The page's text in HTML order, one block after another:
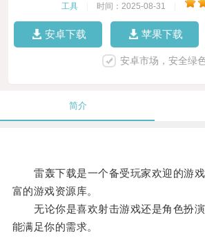
工具 时间：2025-08-31
安卓下载 苹果下载
安卓市场，安全绿
简介
雷轰下载是一个备受玩家欢迎的游戏
富的游戏资源库。
无论你是喜欢射击游戏还是角色扮演
能满足你的需求。